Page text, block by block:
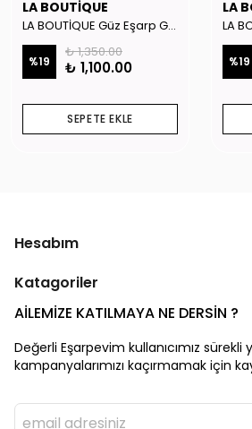
LA BOUTİQUE
LA BOUTİQUE Güz Eşarp GYSE262908
%19
₺ 1,350.00
₺ 1,100.00
SEPETE EKLE
LA
%19
Hesabım
Katagoriler
AİLEMİZE KATILMAYA NE DERSİN ?
Değerli Eşarpevim kullanıcımız sürekli
kampanyalarımızı kaçırmamak için